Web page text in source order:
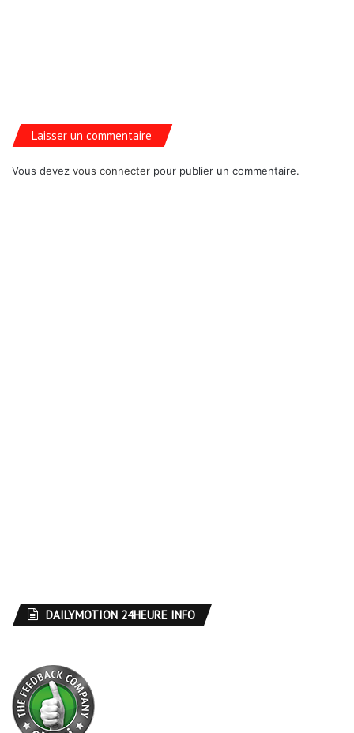
Laisser un commentaire
Vous devez vous connecter pour publier un commentaire.
DAILYMOTION 24HEURE INFO